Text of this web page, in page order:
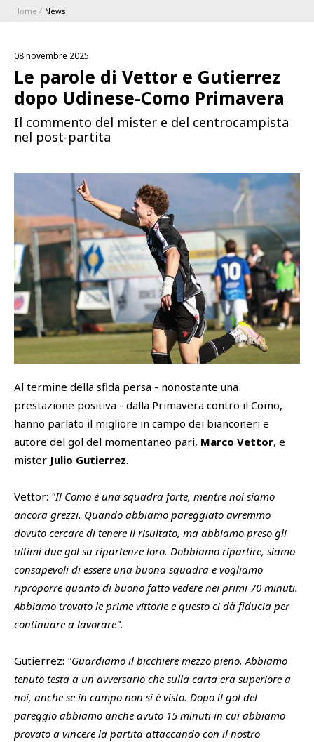
1896 MEMBERSHIP PROGRAM
STAGIONE
Calendari e Risultati
Classifiche
Academy
Esports
BLUENERGY STADIUM
MEETING CENTER
SPONSOR
SQUADRE
SHOP
PHOTOGALLERY
Home News
08 novembre 2025
Le parole di Vettor e Gutierrez
dopo Udinese-Como Primavera
Il commento del mister e del centrocampista
nel post-partita
Al termine della sfida persa - nonostante una
prestazione positiva - dalla Primavera contro il Como,
hanno parlato il migliore in campo dei bianconeri e
autore del gol del momentaneo pari, Marco Vettor, e
mister Julio Gutierrez.
Vettor: "Il Como è una squadra forte, mentre noi siamo
ancora grezzi. Quando abbiamo pareggiato avremmo
dovuto cercare di tenere il risultato, ma abbiamo preso gli
ultimi due gol su ripartenze loro. Dobbiamo ripartire, siamo
consapevoli di essere una buona squadra e vogliamo
riproporre quanto di buono fatto vedere nei primi 70 minuti.
Abbiamo trovato le prime vittorie e questo ci dà fiducia per
continuare a lavorare".
Gutierrez: "Guardiamo il bicchiere mezzo pieno. Abbiamo
tenuto testa a un avversario che sulla carta era superiore a
noi, anche se in campo non si è visto. Dopo il gol del
pareggio abbiamo anche avuto 15 minuti in cui abbiamo
provato a vincere la partita attaccando con il nostro